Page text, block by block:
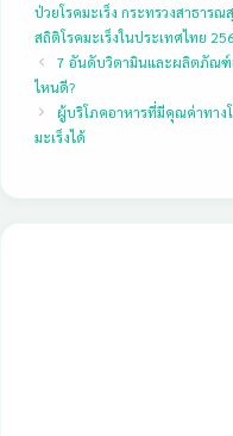
ป่วยโรคมะเร็ง กระทรวงสาธารณ
สถิติโรคมะเร็งในประเทศไทย
7 อันดับวิตามินและผลิตภัณฑ์
ไหนดี?
ผู้บริโภคอาหารที่มีคุณค่าทาง
มะเร็งได้